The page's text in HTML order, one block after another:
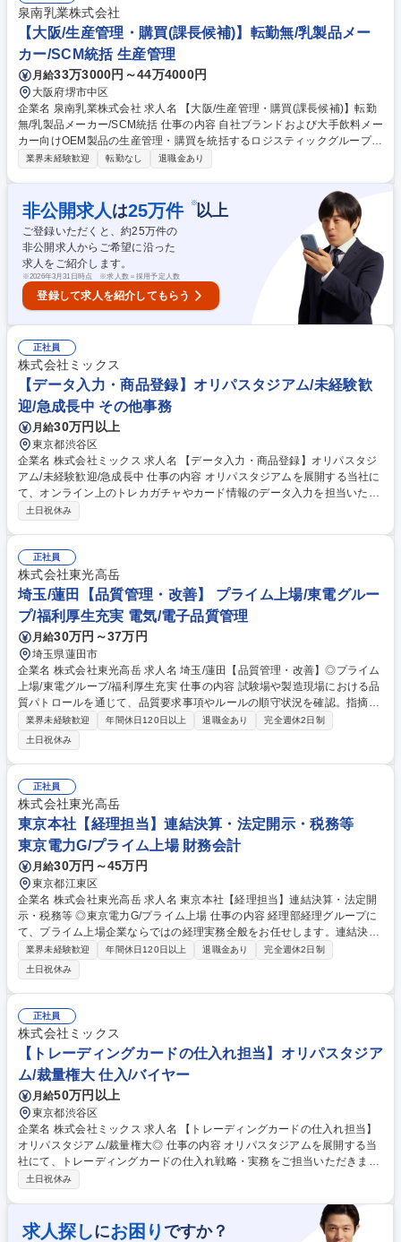
ール管理、監修チームとの各種調整等。 より事業を拡大するために能動的
に動いて頂く業務になります。 募集職種 ★ライセンス営業(ゲーム･MD)/
アニメ事業【フルフレックス･原則在宅勤務】
泉南乳業株式会社
【大阪/生産管理・購買(課長候補)】転勤無/乳製品メー
カー/SCM統括 生産管理
月給33万3000円～44万4000円
大阪府堺市中区
企業名 泉南乳業株式会社 求人名 【大阪/生産管理・購買(課長候補)】転勤
無/乳製品メーカー/SCM統括 仕事の内容 自社ブランドおよび大手飲料メー
カー向けOEM製品の生産管理・購買を統括するロジスティックグループに
て、プレイングマネジャーとして現場実務を牽引しつつ、メンバーマネジ
たいと考えております。 ■生産管理：需給予測に基づいた自社商品の生産
管理、売上管理（受注、出荷、売上、請求）、仕入管理（商談、発注、仕
入、支払）、エクセル使った業務分析やシュミレーション ■購買：原材料
や包材の調達業務、仕入商品の調達業務 ■OEM受諾：OEM受託に関わる
各メーカーとの折衝 募集職種 【大阪/生産管理・購買(課長候補)】転勤無/
乳製品メーカー/SCM統括
業界未経験歓迎 転勤なし 退職金あり
非公開求人 は25万件 ※以上
ご登録いただくと、約25万件の
非公開求人からご希望に沿った
求人をご紹介します。
※2026年3月31日時点 ※求人数＝採用予定人数
登録して求人を紹介してもらう
正社員
株式会社ミックス
【データ入力・商品登録】オリパスタジアム/未経験歓
迎/急成長中 その他事務
月給30万円以上
東京都渋谷区
企業名 株式会社ミックス 求人名 【データ入力・商品登録】オリパスタジ
アム/未経験歓迎/急成長中 仕事の内容 オリパスタジアムを展開する当社に
て、オンライン上のトレカガチャやカード情報のデータ入力を担当いただ
きます。未経験からトータルに自社サービス運営に携われます。 ユーザー
の商品名・価格等のデータ入力、チェック業務 ■トレーディングカードの
商品登録、チェック業務 ■商品画像の作成サポート、登録業務 ■在庫数や
各種情報の更新、チェック 募集職種 【データ入力・商品登録】オリパス
タジアム/未経験歓迎/急成長中
土日祝休み
正社員
株式会社東光高岳
埼玉/蓮田【品質管理・改善】 プライム上場/東電グルー
プ/福利厚生充実 電気/電子品質管理
月給30万円～37万円
埼玉県蓮田市
企業名 株式会社東光高岳 求人名 埼玉/蓮田【品質管理・改善】◎プライム
上場/東電グループ/福利厚生充実 仕事の内容 試験場や製造現場における品
質パトロールを通じて、品質要求事項やルールの順守状況を確認。指摘事
項の抽出・整理を行い、各職場への改善提案や、関係部門へ品質ルールの
指導・教育などを実施します。 ■品質要求事項やルールの順守状況を確認
する品質パトロールの実施 ■指摘事項の抽出・内容整理 ■パトロール結果
に基づく各職場（製造・設計・購買等）への改善提案 ■関係部門への品質
ルールの指導・浸透 【魅力】データと論理に基づく改善を部門横断で推進
し、自らの提案が各職場の改善につながる達成感があります。トラブル未
然防止を通じて顧客の安心を守る要の業務です。 募集職種 埼玉/蓮田【品
質管理・改善】◎プライム上場/東電グループ/福利厚生充実
業界未経験歓迎 年間休日120日以上 退職金あり
完全週休2日制
土日祝休み
正社員
株式会社東光高岳
東京本社【経理担当】連結決算・法定開示・税務等
東京電力G/プライム上場 財務会計
月給30万円～45万円
東京都江東区
企業名 株式会社東光高岳 求人名 東京本社【経理担当】連結決算・法定開
示・税務等 ◎東京電力G/プライム上場 仕事の内容 経理部経理グループに
て、プライム上場企業ならではの経理実務全般をお任せします。連結決
算、有価証券報告書などの法定開示、各種税務申告対応を中心に、監査法
人対応や社内調整などを担当します。 ■連結決算：連結財務諸表作成、子
会社データ収集・調整 ■法定開示：有価証券報告書、会社法計算書類等の
作成 ■税務業務：法人税・消費税等の申告、税務調整・調査対応 ■その
他：監査法人対応、制度改正対応、他部門との調整等 【入社後は】入社後
はOJTを中心に業務をキャッチアップ頂きます。研修もあり製品や業界知
見は入社後に習得可能です。 募集職種 東京本社【経理担当】連結決算・
法定開示・税務等 ◎東京電力G/プライム上場
業界未経験歓迎 年間休日120日以上 退職金あり
完全週休2日制
土日祝休み
正社員
株式会社ミックス
【トレーディングカードの仕入れ担当】オリパスタジア
ム/裁量権大 仕入/バイヤー
月給50万円以上
東京都渋谷区
企業名 株式会社ミックス 求人名 【トレーディングカードの仕入れ担当】
オリパスタジアム/裁量権大◎ 仕事の内容 オリパスタジアムを展開する当
社にて、トレーディングカードの仕入れ戦略・実務をご担当いただきま
す。ユーザー数の急増に伴い、魅力的なラインナップの拡充や在庫の最適
販売データに基づき、売れる商品を見極め事業成長に貢献する役割です。
【具体的には】■仕入れ戦略の立案 ■販売データを用いた需要予測と在庫
土日祝休み
求人探しにお困り ですか？